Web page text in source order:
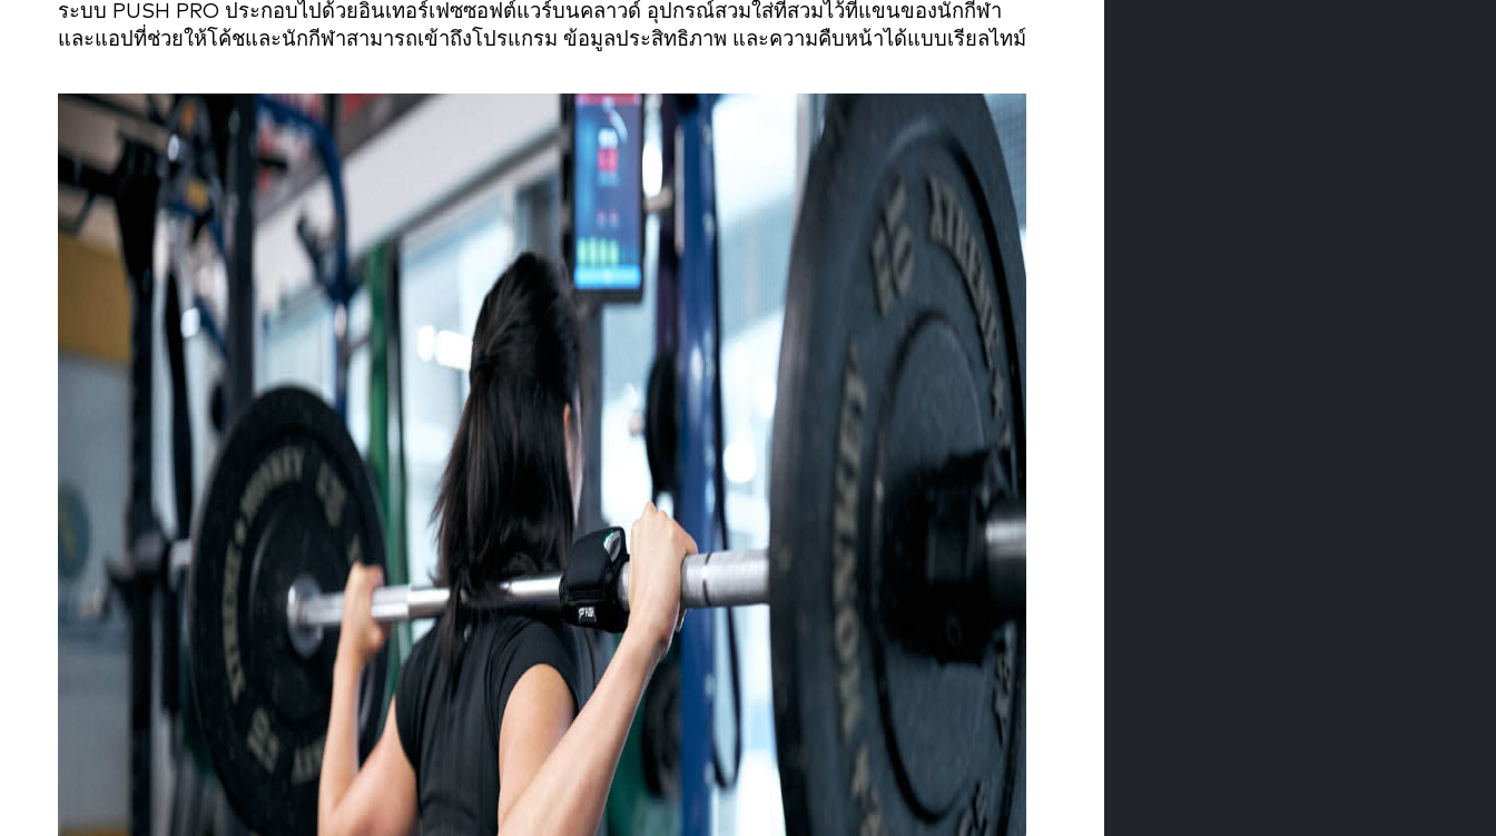
ระบบ PUSH PRO ประกอบไปด้วยอินเทอร์เฟซซอฟต์แวร์บนคลาวด์ อุปกรณ์สวมใส่ที่สวมไว้ที่แขนของนักกีฬา
และแอปที่ช่วยให้โค้ชและนักกีฬาสามารถเข้าถึงโปรแกรม ข้อมูลประสิทธิภาพ และความคืบหน้าได้แบบเรียลไทม์